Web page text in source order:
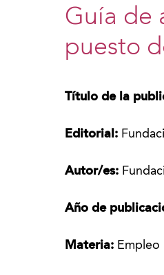
Guía de
puesto
Título de la
Editorial:
Autor/es:
Año de
Materia: Empleo